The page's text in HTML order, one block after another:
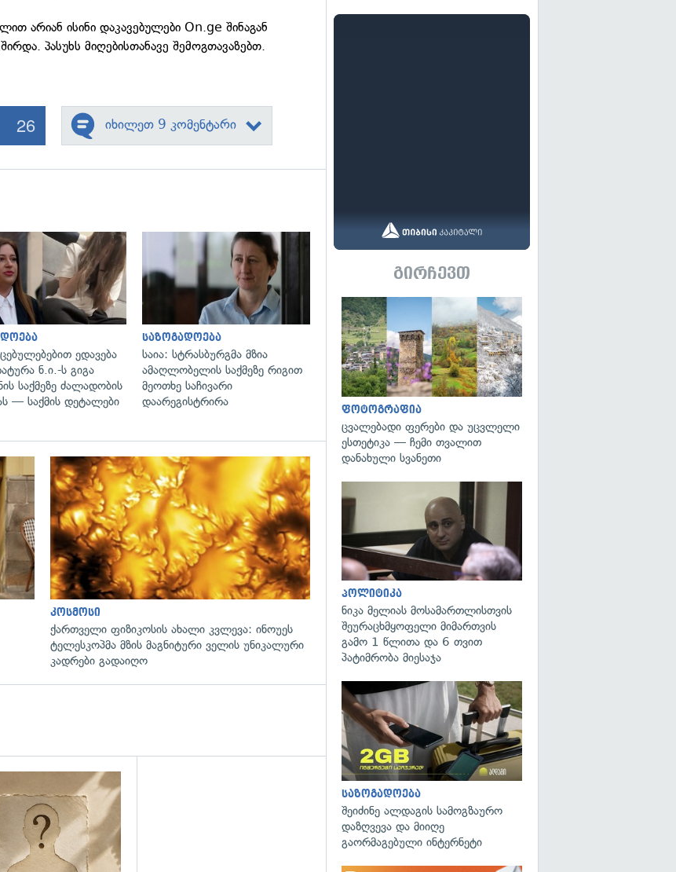
არიან ისინი დაკავებულები On.ge შინაგან
პასუხს მიღებისთანავე შემოგთავაზებთ.
26 იხილეთ 9 კომენტარი
გადახედვა
ედავება
ნ.ი.-ს გიგა
საქმეზე ძალადობის
— საქმის დეტალები
გადახედვა
საზოგადოება
საია: სტრასბურგმა მზია
ამაღლობელის საქმეზე რიგით
მეოთხე საჩივარი
დაარეგისტრირა
კოსმოსი
ქართველი ფიზიკოსის ახალი კვლევა: ინოუეს
ტელესკოპმა მზის მაგნიტური ველის უნიკალური
კადრები გადაიღო
გირჩევთ
ფოტოგრაფია
ცვალებადი ფერები და უცვლელი
ესთეტიკა — ჩემი თვალით
დანახული სვანეთი
პოლიტიკა
ნიკა მელიას მოსამართლისთვის
შეურაცხმყოფელი მიმართვის
გამო 1 წლითა და 6 თვით
პატიმრობა მიესაჯა
საზოგადოება
შეიძინე ალდაგის სამოგზაურო
დაზღვევა და მიიღე
გაორმაგებული ინტერნეტი